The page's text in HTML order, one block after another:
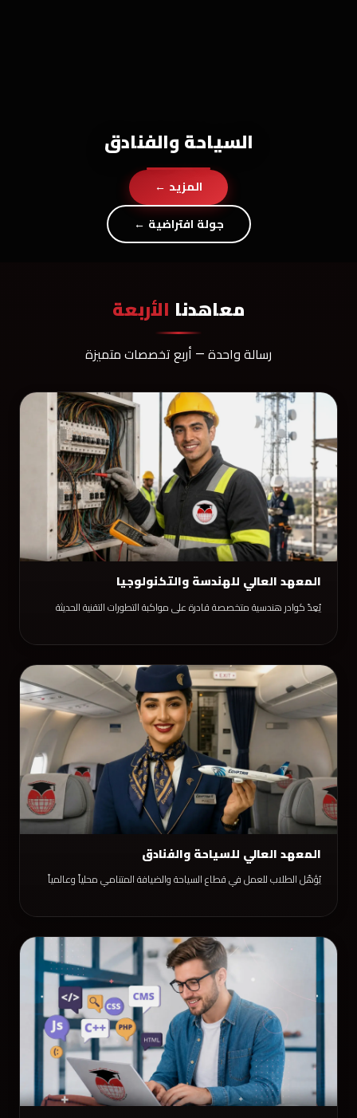
السياحة والفنادق
المزيد ←
جولة افتراضية ←
معاهدنا الأربعة
رسالة واحدة — أربع تخصصات متميزة
المعهد العالي للهندسة والتكنولوجيا
يُعِدّ كوادر هندسية متخصصة قادرة على مواكبة التطورات التقنية الحديثة
المعهد العالي للسياحة والفنادق
يُؤهّل الطلاب للعمل في قطاع السياحة والضيافة المتنامي محلياً وعالمياً